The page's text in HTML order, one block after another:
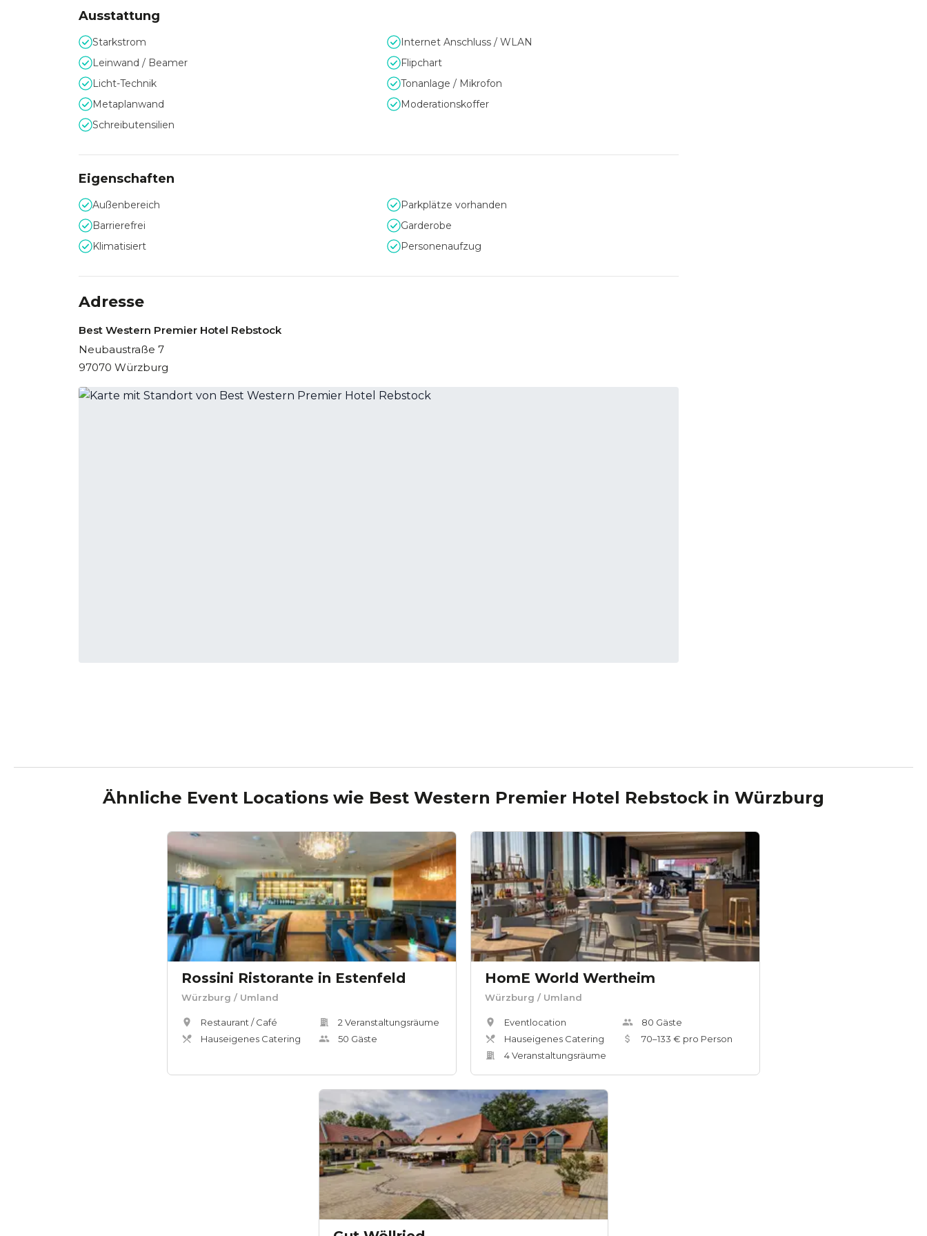
Anfahrt und Service
Durch die zentrale Lage in Würzburg kann eine komfortable Anreise mit allen öffentlichen Verkehrsmitteln und dem PKW
erfolgen.
Gern steht Ihnen das erfahrene, professionelle und serviceorientierte Team bei der Planung, im Aufbau und bei der
Durchführung eines Events mit Rat und Tat zur Seite.
Ausstattung
Starkstrom
Internet Anschluss / WLAN
Leinwand / Beamer
Flipchart
Licht-Technik
Tonanlage / Mikrofon
Metaplanwand
Moderationskoffer
Schreibutensilien
Eigenschaften
Außenbereich
Parkplätze vorhanden
Barrierefrei
Garderobe
Klimatisiert
Personenaufzug
Adresse
Best Western Premier Hotel Rebstock
Neubaustraße 7
97070 Würzburg
Ähnliche Event Locations wie Best Western Premier Hotel Rebstock in Würzburg
Rossini Ristorante in Estenfeld
Würzburg / Umland
Restaurant / Café
Hauseigenes Catering
2 Veranstaltungsräume
50 Gäste
HomE World Wertheim
Würzburg / Umland
Eventlocation
Hauseigenes Catering
4Veranstaltungsräume
80 Gäste
70–133 € pro Person